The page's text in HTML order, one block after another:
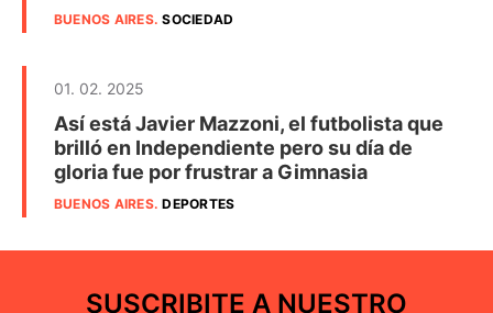
BUENOS AIRES.SOCIEDAD
01. 02. 2025
Así está Javier Mazzoni, el futbolista que
brilló en Independiente pero su día de
gloria fue por frustrar a Gimnasia
BUENOS AIRES.DEPORTES
SUSCRIBITE A NUESTRO